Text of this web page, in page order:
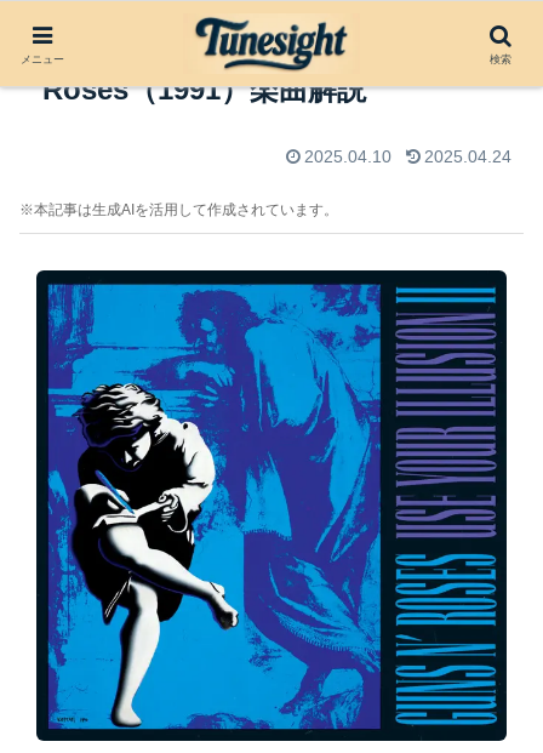
Estranged by Guns N’
Roses（1991）楽曲解説
2025.04.10 2025.04.24
※本記事は生成AIを活用して作成されています。
メニュー 検索